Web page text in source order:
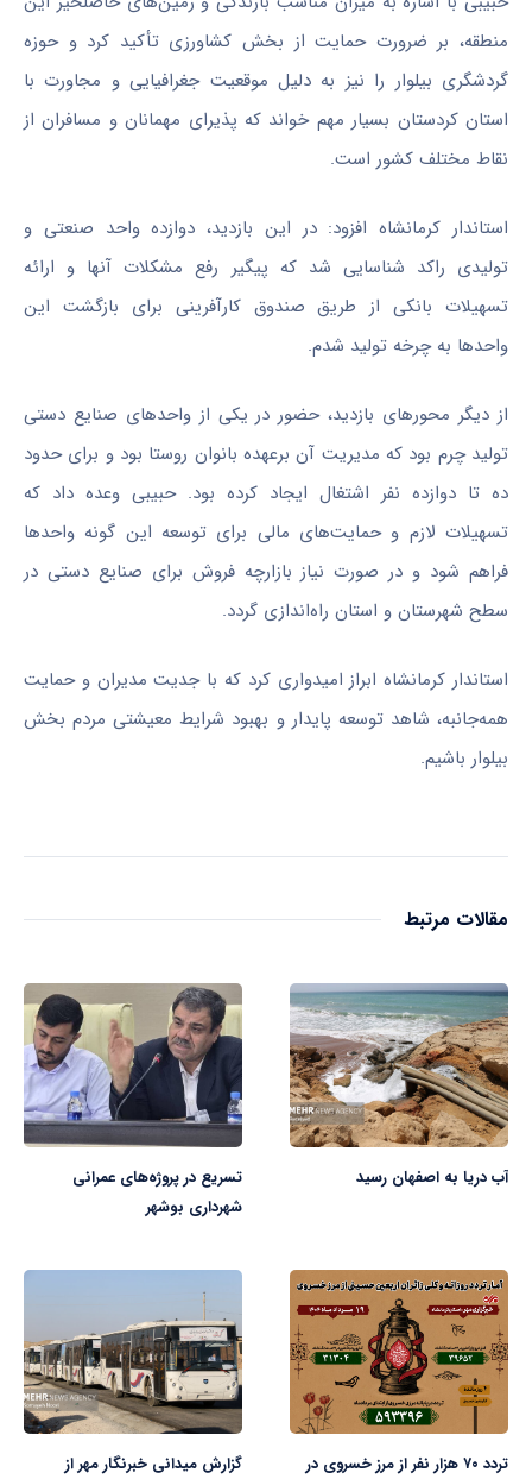
منطقه، بر ضرورت حمایت از بخش کشاورزی تأکید کرد و حوزه
گردشگری بیلوار را نیز به دلیل موقعیت جغرافیایی و مجاورت با
استان کردستان بسیار مهم خواند که پذیرای مهمانان و مسافران از
نقاط مختلف کشور است.
استاندار کرمانشاه افزود: در این بازدید، دوازده واحد صنعتی و
تولیدی راکد شناسایی شد که پیگیر رفع مشکلات آنها و ارائه
تسهیلات بانکی از طریق صندوق کارآفرینی برای بازگشت این
واحدها به چرخه تولید شدم.
از دیگر محورهای بازدید، حضور در یکی از واحدهای صنایع دستی
تولید چرم بود که مدیریت آن برعهده بانوان روستا بود و برای حدود
ده تا دوازده نفر اشتغال ایجاد کرده بود. حبیبی وعده داد که
تسهیلات لازم و حمایت‌های مالی برای توسعه این گونه واحدها
فراهم شود و در صورت نیاز بازارچه فروش برای صنایع دستی در
سطح شهرستان و استان راه‌اندازی گردد.
استاندار کرمانشاه ابراز امیدواری کرد که با جدیت مدیران و حمایت
همه‌جانبه، شاهد توسعه پایدار و بهبود شرایط معیشتی مردم بخش
بیلوار باشیم.
مقالات مرتبط
آب دریا به اصفهان رسید
تسریع در پروژه‌های عمرانی
شهرداری بوشهر
تردد ۷۰ هزار نفر از مرز خسروی در
گزارش میدانی خبرنگار مهر از